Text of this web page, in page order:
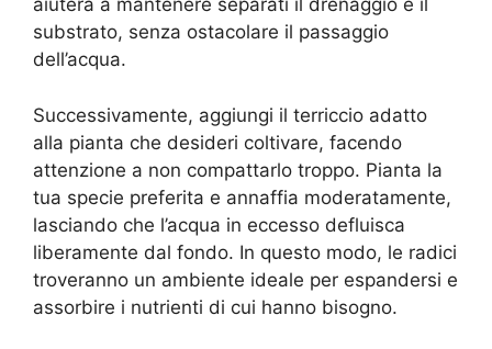
aiuterà a mantenere separati il drenaggio e il
substrato, senza ostacolare il passaggio
dell’acqua.
Successivamente, aggiungi il terriccio adatto
alla pianta che desideri coltivare, facendo
attenzione a non compattarlo troppo. Pianta la
tua specie preferita e annaffia moderatamente,
lasciando che l’acqua in eccesso defluisca
liberamente dal fondo. In questo modo, le radici
troveranno un ambiente ideale per espandersi e
assorbire i nutrienti di cui hanno bisogno.